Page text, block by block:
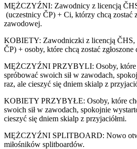
MĘŻCZYŹNI: Zawodnicy z licencją
(uczestnicy ČP) + Ci, którzy chcą zostać
zawodowej.
KOBIETY: Zawodniczki z licencją
ČP) + osoby, które chcą zostać
MĘŻCZYŹNI PRZYBYLI: Osoby, które
spróbować swoich sił w zawodach,
raz, ale cieszyć się dniem skialp z
KOBIETY PRZYBYŁE: Osoby, które
swoich sił w zawodach, spokojnie
cieszyć się dniem skialp z przyjaciółmi.
MĘŻCZYŹNI SPLITBOARD: Nowo
miłośników splitboardów.